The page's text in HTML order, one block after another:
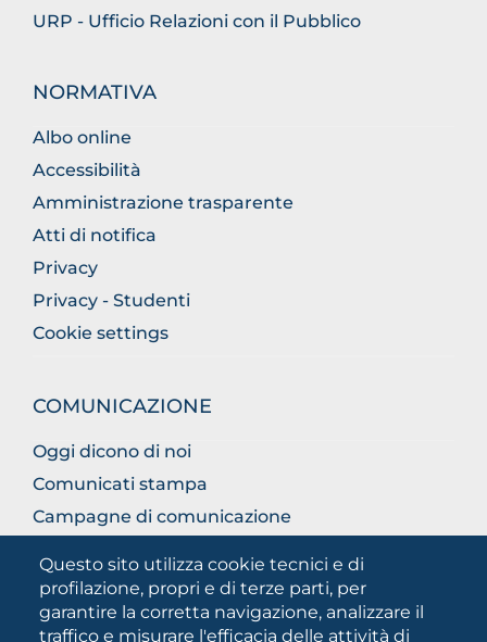
Questo sito utilizza cookie tecnici e di
profilazione, propri e di terze parti, per
garantire la corretta navigazione, analizzare il
traffico e misurare l'efficacia delle attività di
URP - Ufficio Relazioni con il Pubblico
NORMATIVA
Albo online
Accessibilità
Amministrazione trasparente
Atti di notifica
Privacy
Privacy - Studenti
Cookie settings
COMUNICAZIONE
Oggi dicono di noi
Comunicati stampa
Campagne di comunicazione
Unifg Mag
Manuale di identità visiva